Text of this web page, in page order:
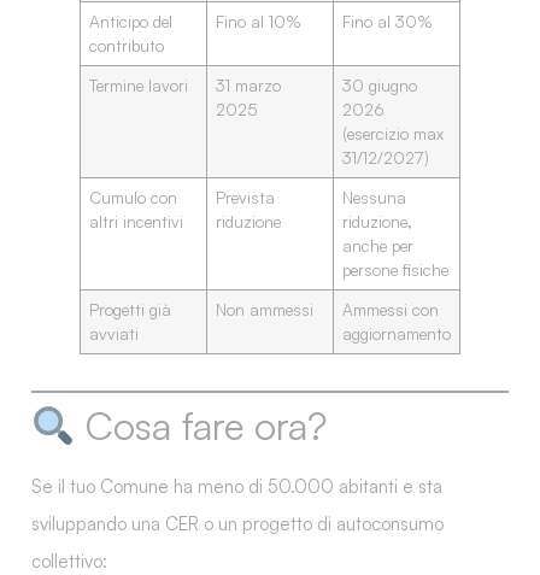
Anticipo del
contributo
Fino al 10% Fino al 30%
Termine lavori
31 marzo
2025
30 giugno
2026
(esercizio max
31/12/2027)
Cumulo con
altri incentivi
Prevista
riduzione
Nessuna
riduzione,
anche per
persone fisiche
Progetti già
avviati
Non ammessi
Ammessi con
aggiornamento
Cosa fare ora?
Se il tuo Comune ha meno di 50.000 abitanti e sta
sviluppando una CER o un progetto di autoconsumo
collettivo: